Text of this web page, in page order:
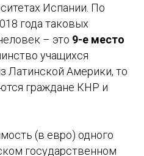
Испании. По
года таковых
– это 9-е место
учащихся
Латинской Америки, то
граждане КНР и
(в евро) одного
государственном
и ошибок